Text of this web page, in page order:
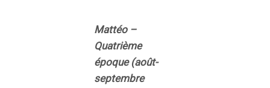
Mattéo –
Quatrième
époque (août-
septembre